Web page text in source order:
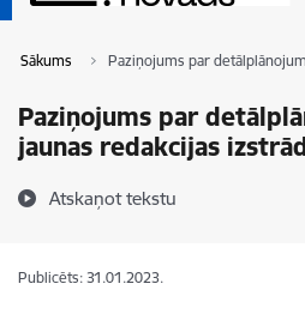
Sākums Paziņojums par
Paziņojums par
jaunas redakcijas
Atskaņot tekstu
Publicēts: 31.01.2023.